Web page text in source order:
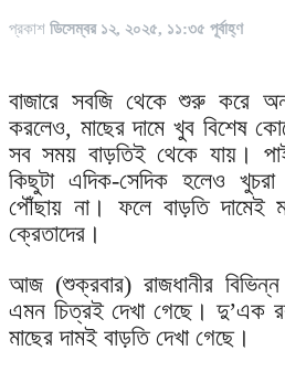
প্রকাশ ডিসেম্বর ১২, ২০২৫, ১১:৩৫ পূর্বাহ্ণ
বাজারে সবজি থেকে শুরু করে
করলেও, মাছের দামে খুব বিশেষ
সব সময় বাড়তিই থেকে যায়।
কিছুটা এদিক-সেদিক হলেও
পৌঁছায় না। ফলে বাড়তি দামেই
ক্রেতাদের।
আজ (শুক্রবার) রাজধানীর বিভিন্ন
এমন চিত্রই দেখা গেছে। দু’এক
মাছের দামই বাড়তি দেখা গেছে।